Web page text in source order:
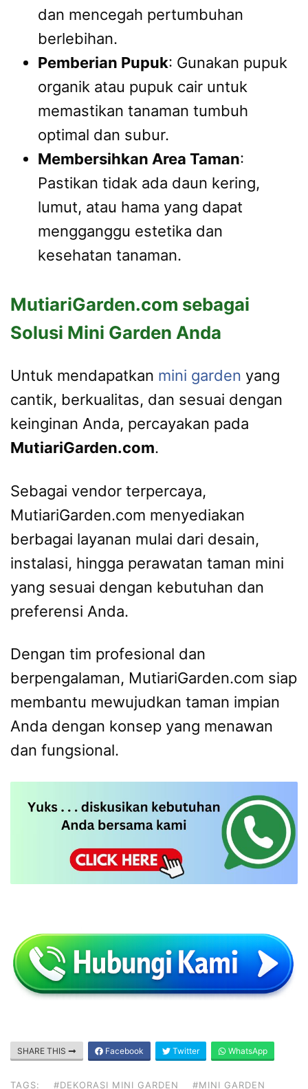
dan mencegah pertumbuhan
berlebihan.
Pemberian Pupuk: Gunakan pupuk
organik atau pupuk cair untuk
memastikan tanaman tumbuh
optimal dan subur.
Membersihkan Area Taman:
Pastikan tidak ada daun kering,
lumut, atau hama yang dapat
mengganggu estetika dan
kesehatan tanaman.
MutiariGarden.com sebagai
Solusi Mini Garden Anda
Untuk mendapatkan mini garden yang
cantik, berkualitas, dan sesuai dengan
keinginan Anda, percayakan pada
MutiariGarden.com.
Sebagai vendor terpercaya,
MutiariGarden.com menyediakan
berbagai layanan mulai dari desain,
instalasi, hingga perawatan taman mini
yang sesuai dengan kebutuhan dan
preferensi Anda.
Dengan tim profesional dan
berpengalaman, MutiariGarden.com siap
membantu mewujudkan taman impian
Anda dengan konsep yang menawan
dan fungsional.
SHARE THIS Facebook Twitter WhatsApp
TAGS: #DEKORASI MINI GARDEN #MINI GARDEN